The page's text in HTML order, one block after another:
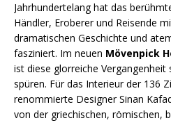
Jahrhundertelang hat das
Händler, Eroberer und Reisende
dramatischen Geschichte und
fasziniert. Im neuen Mövenpick
ist diese glorreiche Vergangenheit
spüren. Für das Interieur der 136
renommierte Designer Sinan
von der griechischen, römischen,